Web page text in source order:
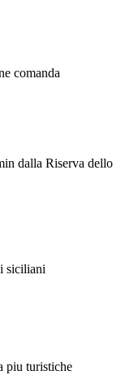
comanda
dalla Riserva dello
siciliani
piu turistiche